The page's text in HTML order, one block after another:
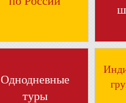
Однодневные
туры